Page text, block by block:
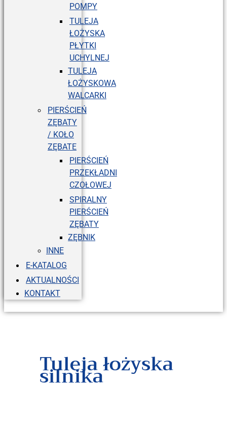
POMPY
TULEJA
ŁOŻYSKA
PŁYTKI
UCHYLNEJ
TULEJA
ŁOŻYSKOWA
WALCARKI
PIERŚCIEŃ
ZĘBATY
/ KOŁO
ZĘBATE
PIERŚCIEŃ
PRZEKŁADNI
CZOŁOWEJ
SPIRALNY
PIERŚCIEŃ
ZĘBATY
ZĘBNIK
INNE
E-KATALOG
AKTUALNOŚCI
KONTAKT
Tuleja łożyska
silnika